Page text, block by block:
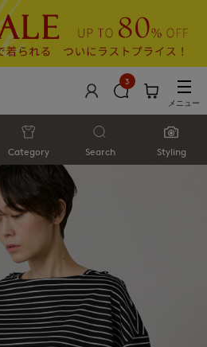
3
メニュー
Category Search Styling